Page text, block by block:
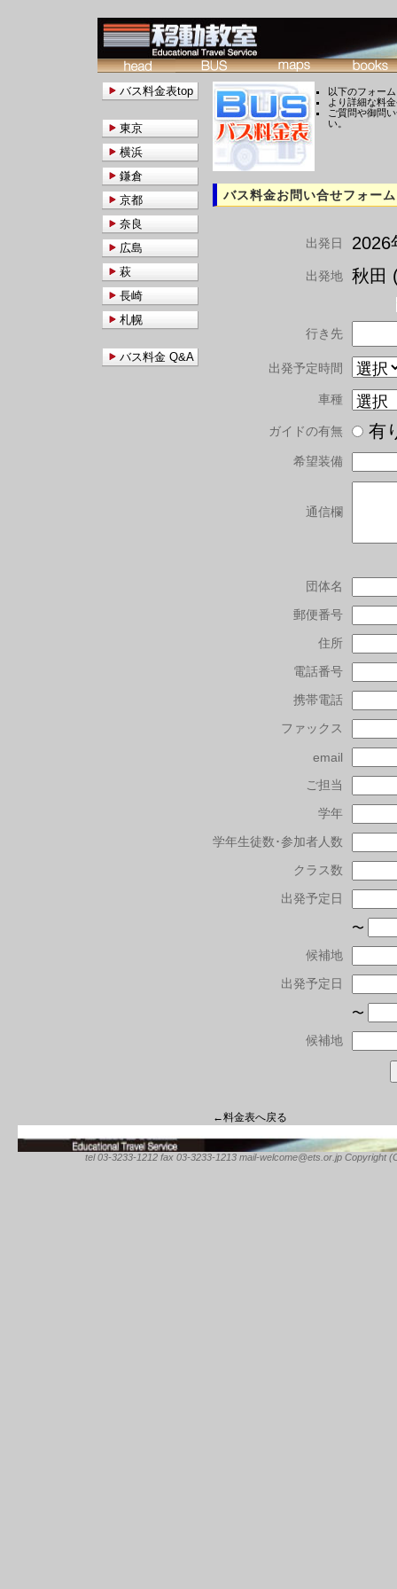
以下のフォー
より詳細な料
ご質問や御問
い。
バス料金お問い合せフォーム
出発日 2026
出発地 秋田
行き先
出発予定時間
車種
ガイドの有無
希望装備
通信欄
団体名
郵便番号
住所
電話番号
携帯電話
ファックス
email
ご担当
学年
学年生徒数･参加者人数
クラス数
出発予定日
〜
候補地
出発予定日
〜
候補地
←料金表へ戻る
バス料金表top
東京
横浜
鎌倉
京都
奈良
広島
萩
長崎
札幌
バス料金 Q&A
tel 03-3233-1212 fax 03-3233-1213 mail-welcome@ets.or.jp Copyright